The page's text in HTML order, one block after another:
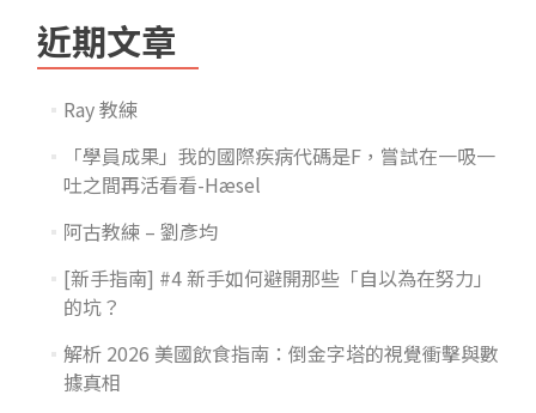
近期文章
Ray 教練
「學員成果」我的國際疾病代碼是F，嘗試在一吸一
吐之間再活看看-Hæsel
阿古教練 – 劉彥均
[新手指南] #4 新手如何避開那些「自以為在努力」
的坑？
解析 2026 美國飲食指南：倒金字塔的視覺衝擊與數
據真相